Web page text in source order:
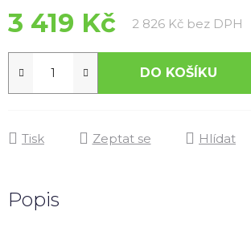
3 419 Kč 2 826 Kč bez DPH
DO KOŠÍKU
Tisk Zeptat se Hlídat
Popis